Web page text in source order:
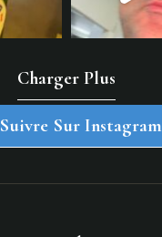
Charger Plus
Suivre Sur Instagram